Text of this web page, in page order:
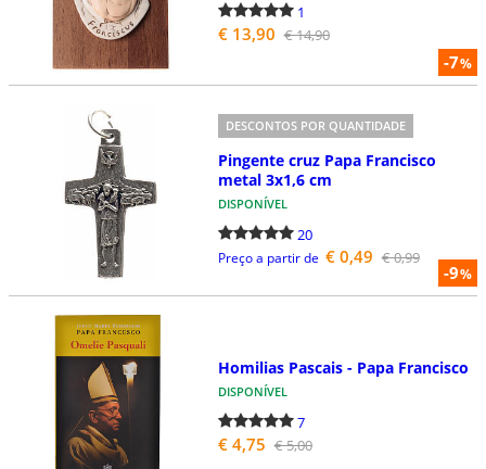
-7%
1
€ 13,90 € 14,90
-9%
DESCONTOS POR QUANTIDADE
Pingente cruz Papa Francisco
metal 3x1,6 cm
DISPONÍVEL
20
Preço a partir de € 0,49 € 0,99
Homilias Pascais - Papa Francisco
DISPONÍVEL
7
€ 4,75 € 5,00